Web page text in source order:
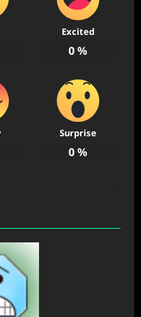
Excited
0%
Surprise
0%